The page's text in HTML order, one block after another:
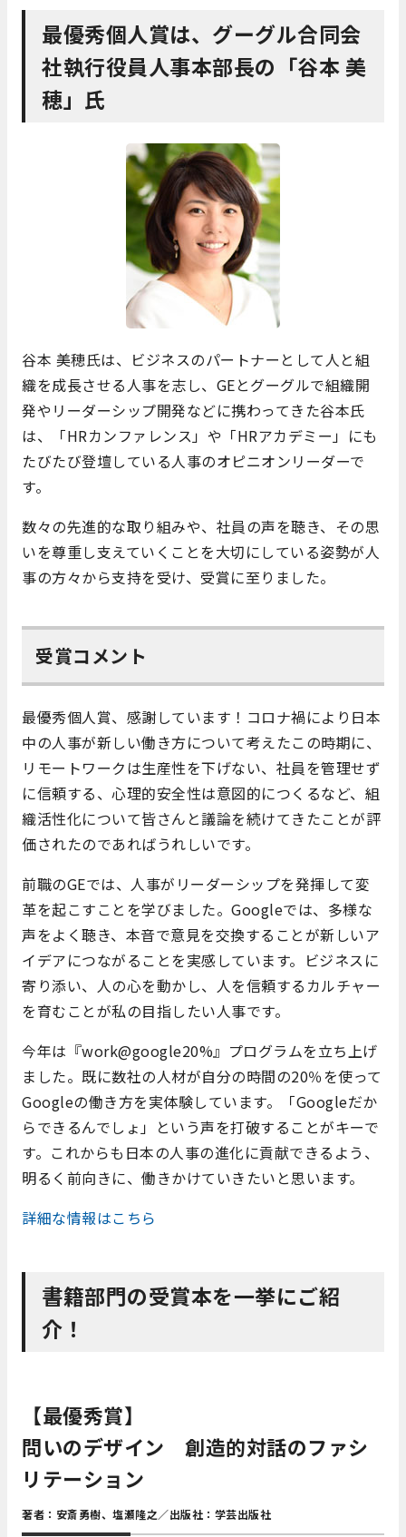
最優秀個人賞は、 グーグル合同会
社執行役員人事本部長の「谷本 美
穂」氏
谷本 美穂氏は、ビジネスのパートナーとして人と組
織を成長させる人事を志し、GEとグーグルで組織開
発やリーダーシップ開発などに携わってきた谷本氏
は、「HRカンファレンス」や「HRアカデミー」にも
たびたび登壇している人事のオピニオンリーダーで
す。
数々の先進的な取り組みや、社員の声を聴き、その思
いを尊重し支えていくことを大切にしている姿勢が人
事の方々から支持を受け、受賞に至りました。
受賞コメント
最優秀個人賞、感謝しています！ コロナ禍により日本
中の人事が新しい働き方について考えたこの時期に、
リモートワークは生産性を下げない、社員を管理せず
に信頼する、心理的安全性は意図的につくるなど、組
織活性化について皆さんと議論を続けてきたことが評
価されたのであればうれしいです。
前職のGEでは、人事がリーダーシップを発揮して変
革を起こすことを学びました。Googleでは、多様な
声をよく聴き、本音で意見を交換することが新しいア
イデアにつながることを実感しています。ビジネスに
寄り添い、人の心を動かし、人を信頼するカルチャー
を育むことが私の目指したい人事です。
今年は『work@google20%』プログラムを立ち上げ
ました。既に数社の人材が自分の時間の20％を使って
Googleの働き方を実体験しています。「Googleだか
らできるんでしょ」という声を打破することがキーで
す。これからも日本の人事の進化に貢献できるよう、
明るく前向きに、働きかけていきたいと思います。
詳細な情報はこちら
書籍部門の受賞本を一挙にご紹
介！
【最優秀賞】
問いのデザイン 創造的対話のファシ
リテーション
著者：安斎勇樹、塩瀬隆之／出版社：学芸出版社